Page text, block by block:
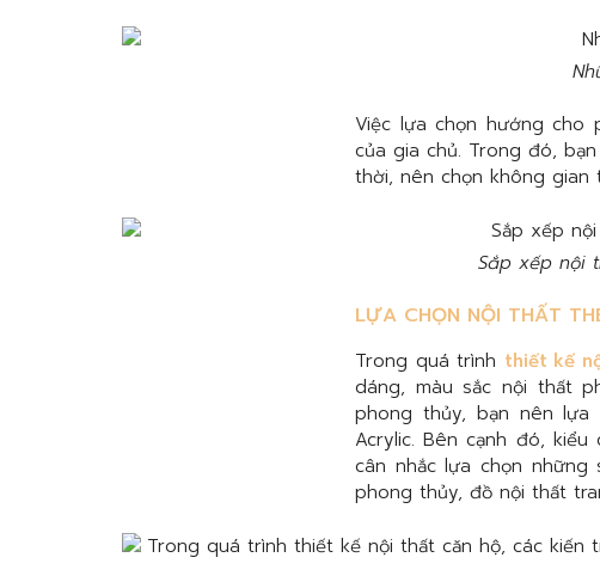
Việc lựa chọn hướng cho
của gia chủ. Trong đó,
thời, nên chọn không
Sắp xếp nội
LỰA CHỌN NỘI THẤT
Trong quá trình thiết kế
dáng, màu sắc nội thất
phong thủy, bạn nên
Acrylic. Bên cạnh đó,
cân nhắc lựa chọn
phong thủy, đồ nội thất